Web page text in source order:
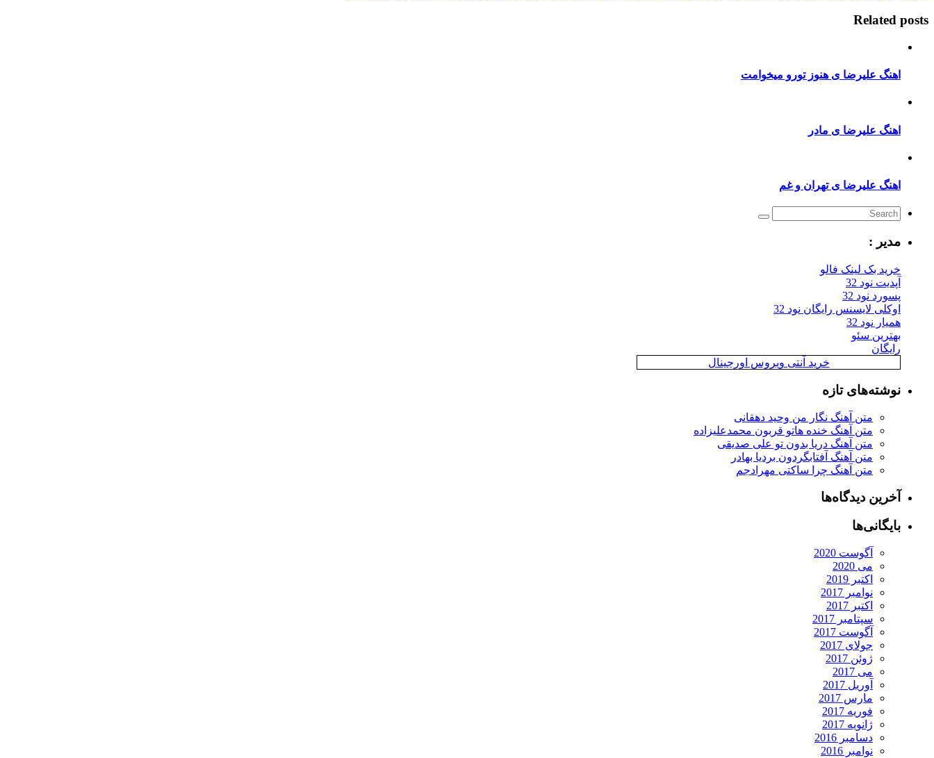
Related posts
اهنگ علیرضا ی هنوز تورو میخوامت
اهنگ علیرضا ی مادر
اهنگ علیرضا ی تهران و غم
مدیر :
خرید بک لینک فالو
آپدیت نود 32
پسورد نود 32
اوکلی لایسنس رایگان نود 32
همیار نود 32
بهترین سئو
رایگان
خرید آنتی ویروس اورجینال
نوشته‌های تازه
متن آهنگ نگار من وحید دهقانی
متن آهنگ خنده هاتو قربون محمدعلیزاده
متن آهنگ دریا بدون تو علی صدیقی
متن آهنگ آفتابگردون بردیا بهادر
متن آهنگ چرا ساکتی مهرادجم
آخرین دیدگاه‌ها
بایگانی‌ها
آگوست 2020
می 2020
اکتبر 2019
نوامبر 2017
اکتبر 2017
سپتامبر 2017
آگوست 2017
جولای 2017
ژوئن 2017
می 2017
آوریل 2017
مارس 2017
فوریه 2017
ژانویه 2017
دسامبر 2016
نوامبر 2016